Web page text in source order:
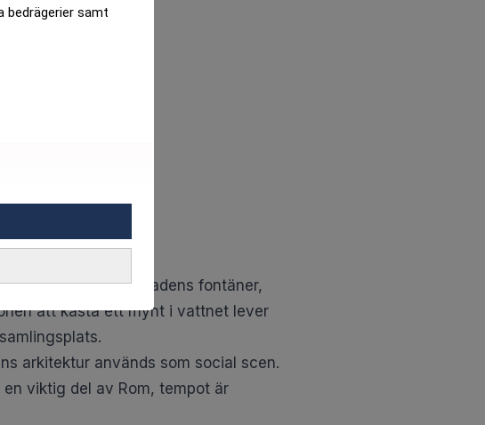
bedrägerier samt
mest kända av stadens fontäner,
att kasta ett mynt i vattnet lever
arkitektur används som social scen.
viktig del av Rom, tempot är